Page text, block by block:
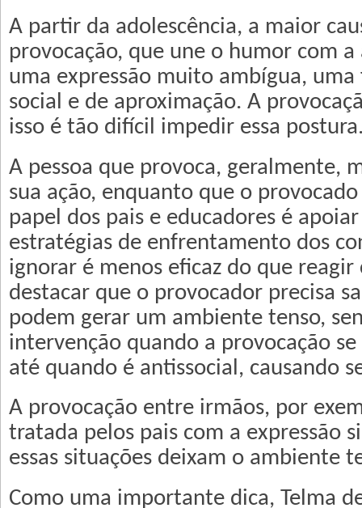
A partir da adolescência, a maior
provocação, que une o humor com a
uma expressão muito ambígua,
social e de aproximação. A
isso é tão difícil impedir essa
A pessoa que provoca, geralmente,
sua ação, enquanto que o
papel dos pais e educadores é
estratégias de enfrentamento dos
ignorar é menos eficaz do que reagir
destacar que o provocador precisa
podem gerar um ambiente tenso,
intervenção quando a provocação
até quando é antissocial, causando
A provocação entre irmãos, por
tratada pelos pais com a expressão
essas situações deixam o ambiente
Como uma importante dica, Telma